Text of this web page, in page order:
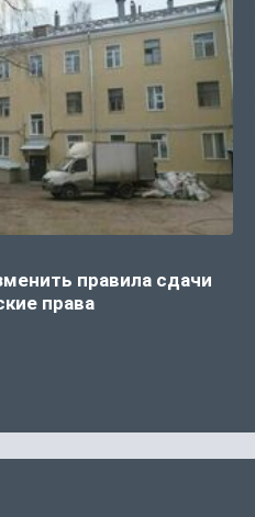
правила сдачи
права